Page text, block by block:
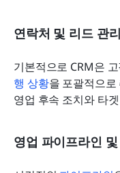
연락처 및 리드 관리
기본적으로 CRM은
행 상황을 포괄적으로
영업 후속 조치와 타
영업 파이프라인